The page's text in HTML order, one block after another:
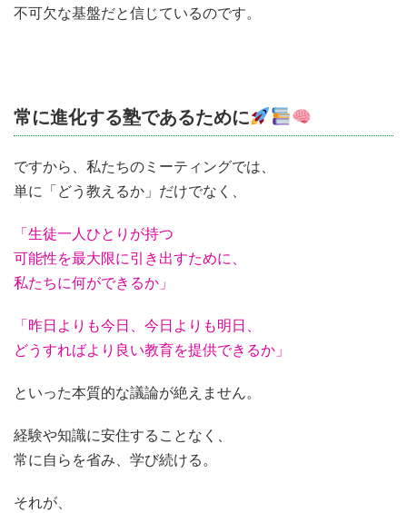
不可欠な基盤だと信じているのです。
常に進化する塾であるために
ですから、私たちのミーティングでは、
単に「どう教えるか」だけでなく、
「生徒一人ひとりが持つ
可能性を最大限に引き出すために、
私たちに何ができるか」
「昨日よりも今日、今日よりも明日、
どうすればより良い教育を提供できるか」
といった本質的な議論が絶えません。
経験や知識に安住することなく、
常に自らを省み、学び続ける。
それが、